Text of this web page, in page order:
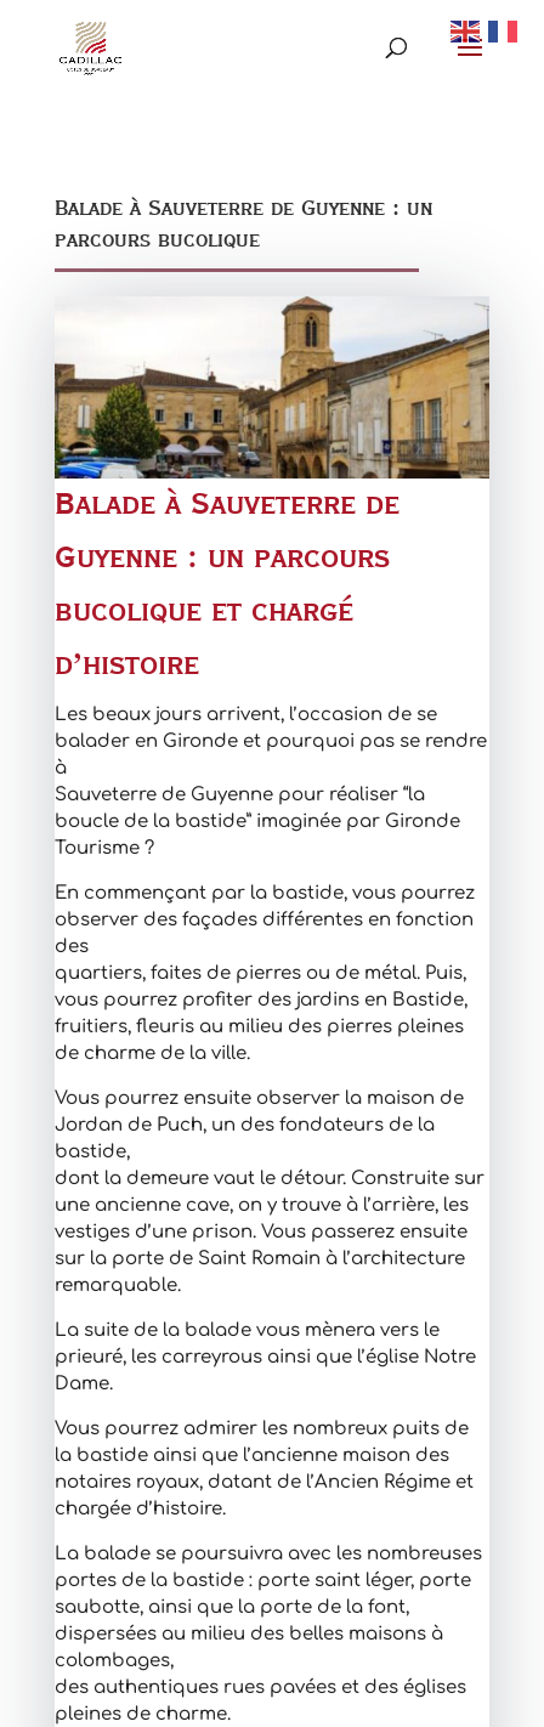
Balade à Sauveterre de Guyenne : un
parcours bucolique
Balade à Sauveterre de
Guyenne : un parcours
bucolique et chargé
d’histoire
Les beaux jours arrivent, l’occasion de se
balader en Gironde et pourquoi pas se rendre
à
Sauveterre de Guyenne pour réaliser “la
boucle de la bastide” imaginée par Gironde
Tourisme ?
En commençant par la bastide, vous pourrez
observer des façades différentes en fonction
des
quartiers, faites de pierres ou de métal. Puis,
vous pourrez profiter des jardins en Bastide,
fruitiers, fleuris au milieu des pierres pleines
de charme de la ville.
Vous pourrez ensuite observer la maison de
Jordan de Puch, un des fondateurs de la
bastide,
dont la demeure vaut le détour. Construite sur
une ancienne cave, on y trouve à l’arrière, les
vestiges d’une prison. Vous passerez ensuite
sur la porte de Saint Romain à l’architecture
remarquable.
La suite de la balade vous mènera vers le
prieuré, les carreyrous ainsi que l’église Notre
Dame.
Vous pourrez admirer les nombreux puits de
la bastide ainsi que l’ancienne maison des
notaires royaux, datant de l’Ancien Régime et
chargée d’histoire.
La balade se poursuivra avec les nombreuses
portes de la bastide : porte saint léger, porte
saubotte, ainsi que la porte de la font,
dispersées au milieu des belles maisons à
colombages,
des authentiques rues pavées et des églises
pleines de charme.